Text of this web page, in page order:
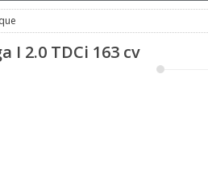
2.0 TDCi 163 cv